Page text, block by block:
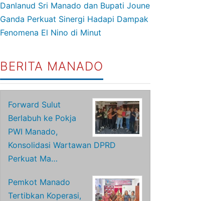
Danlanud Sri Manado dan Bupati Joune
Ganda Perkuat Sinergi Hadapi Dampak
Fenomena El Nino di Minut
BERITA MANADO
Forward Sulut
Berlabuh ke Pokja
PWI Manado,
Konsolidasi Wartawan DPRD
Perkuat Ma…
Pemkot Manado
Tertibkan Koperasi,